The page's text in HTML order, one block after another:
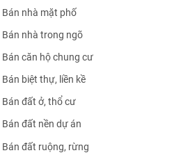
Bán nhà mặt phố
Bán nhà trong ngõ
Bán căn hộ chung cư
Bán biệt thự, liền kề
Bán đất ở, thổ cư
Bán đất nền dự án
Bán đất ruộng, rừng